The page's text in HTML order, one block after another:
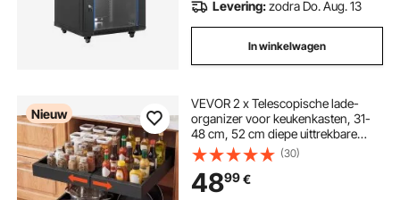
Levering:zodra Do. Aug. 13
In winkelwagen
Nieuw
VEVOR 2 x Telescopische lade-
organizer voor keukenkasten, 31-
48 cm, 52 cm diepe uittrekbare
lades voor kasten, uitschuifbare
lades voor keukenkasten met nano-
plakstrips, zwart
(30)
4899€